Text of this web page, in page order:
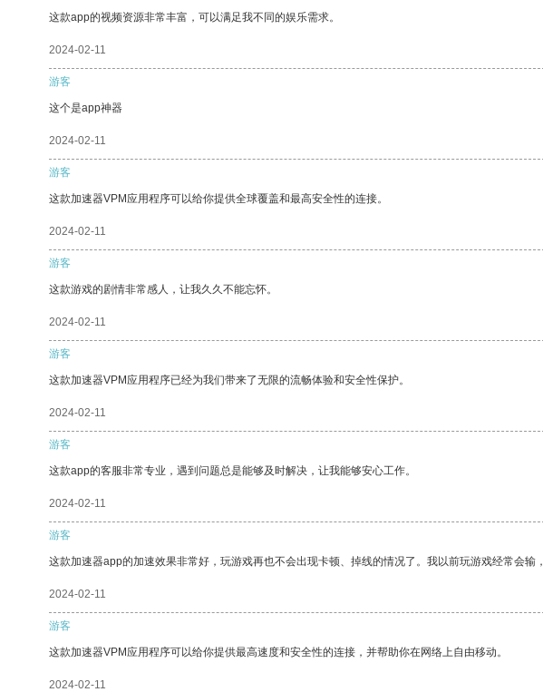
这款app的视频资源非常丰富，可以满足我不同的娱乐需求。
2024-02-11
游客
这个是app神器
2024-02-11
游客
这款加速器VPM应用程序可以给你提供全球覆盖和最高安全性的连接。
2024-02-11
游客
这款游戏的剧情非常感人，让我久久不能忘怀。
2024-02-11
游客
这款加速器VPM应用程序已经为我们带来了无限的流畅体验和安全性保护。
2024-02-11
游客
这款app的客服非常专业，遇到问题总是能够及时解决，让我能够安心工作。
2024-02-11
游客
这款加速器app的加速效果非常好，玩游戏再也不会出现卡顿、掉线的情况了。我以前玩游戏经常会输
2024-02-11
游客
这款加速器VPM应用程序可以给你提供最高速度和安全性的连接，并帮助你在网络上自由移动。
2024-02-11